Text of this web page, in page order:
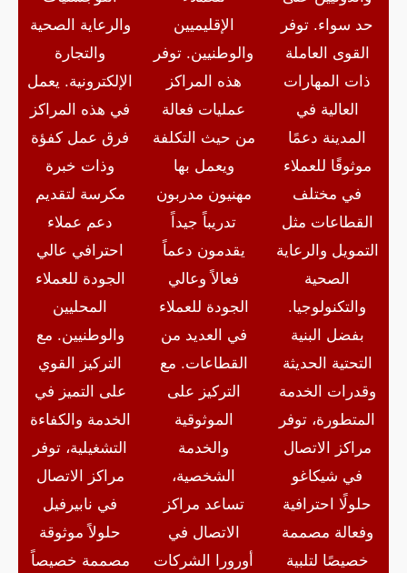
حد سواء. توفر
القوى العاملة
ذات المهارات
العالية في
المدينة دعمًا
موثوقًا للعملاء
في مختلف
القطاعات مثل
التمويل والرعاية
الصحية
والتكنولوجيا.
بفضل البنية
التحتية الحديثة
وقدرات الخدمة
المتطورة، توفر
مراكز الاتصال
في شيكاغو
حلولًا احترافية
وفعالة مصممة
خصيصًا لتلبية
الإقليميين
والوطنيين. توفر
هذه المراكز
عمليات فعالة
من حيث التكلفة
ويعمل بها
مهنيون مدربون
تدريباً جيداً
يقدمون دعماً
فعالاً وعالي
الجودة للعملاء
في العديد من
القطاعات. مع
التركيز على
الموثوقية
والخدمة
الشخصية،
تساعد مراكز
الاتصال في
أورورا الشركات
والرعاية الصحية
والتجارة
الإلكترونية. يعمل
في هذه المراكز
فرق عمل كفؤة
وذات خبرة
مكرسة لتقديم
دعم عملاء
احترافي عالي
الجودة للعملاء
المحليين
والوطنيين. مع
التركيز القوي
على التميز في
الخدمة والكفاءة
التشغيلية، توفر
مراكز الاتصال
في نابيرفيل
حلولاً موثوقة
مصممة خصيصاً